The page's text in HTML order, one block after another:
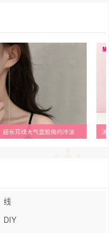
超长耳线大气显脸简约冷淡 消
线
DIY